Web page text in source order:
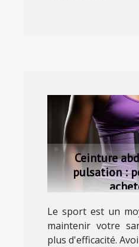
Ceinture
pulsation :
Le sport est un
maintenir votre
plus d'efficacité.